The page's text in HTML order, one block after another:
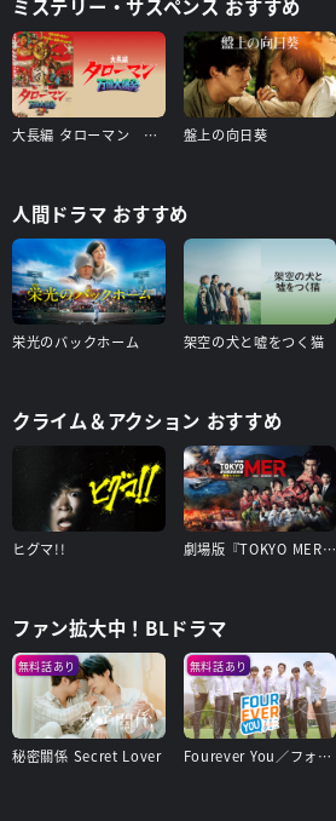
ミステリー・サスペンス おすすめ
大長編 タローマン 万博大爆発（本編）＋【配信限定】山口一郎登壇舞台挨拶（タローマン付き） 特典映像付き 盤上の向日葵
人間ドラマ おすすめ
栄光のバックホーム 架空の犬と嘘をつく猫
クライム＆アクション おすすめ
ヒグマ!! 劇場版『TOKYO MER～走る緊急救命室～南海ミッション』
ファン拡大中！BLドラマ
無料話あり
秘密關係 Secret Lover
無料話あり
Fourever You／フォーエバー・ユー